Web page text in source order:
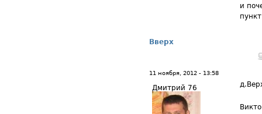
и
Вверх
11 ноября, 2012 - 13:58
Дмитрий 76